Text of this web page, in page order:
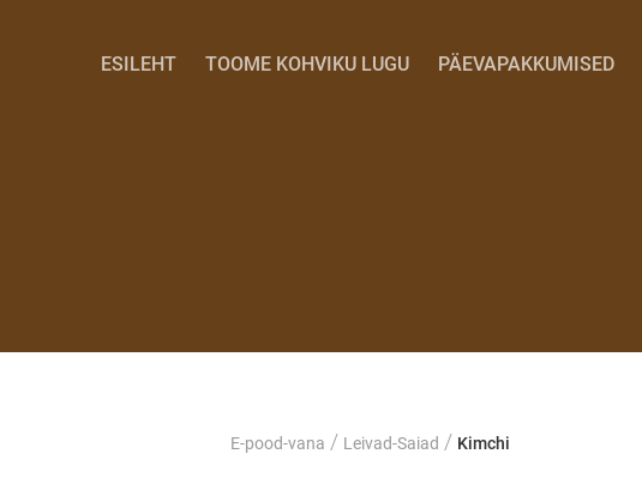
ESILEHT TOOME KOHVIKU LUGU PÄEVAPAKKUMISED
E-pood-vana / Leivad-Saiad / Kimchi